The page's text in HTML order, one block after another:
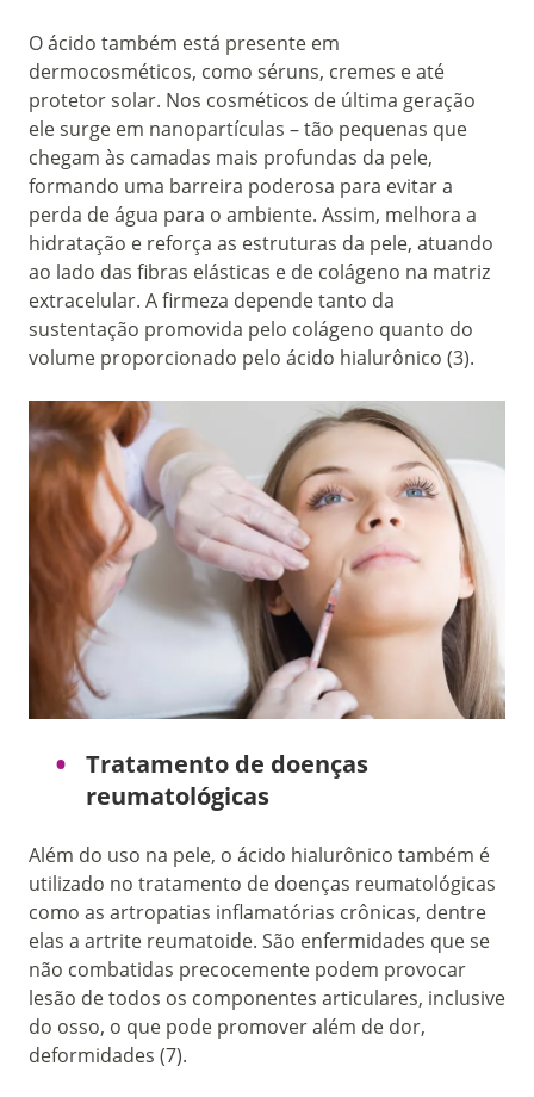
O ácido também está presente em
dermocosméticos, como séruns, cremes e até
protetor solar. Nos cosméticos de última geração
ele surge em nanopartículas – tão pequenas que
chegam às camadas mais profundas da pele,
formando uma barreira poderosa para evitar a
perda de água para o ambiente. Assim, melhora a
hidratação e reforça as estruturas da pele, atuando
ao lado das fibras elásticas e de colágeno na matriz
extracelular. A firmeza depende tanto da
sustentação promovida pelo colágeno quanto do
volume proporcionado pelo ácido hialurônico (3).
Tratamento de doenças
reumatológicas
Além do uso na pele, o ácido hialurônico também é
utilizado no tratamento de doenças reumatológicas
como as artropatias inflamatórias crônicas, dentre
elas a artrite reumatoide. São enfermidades que se
não combatidas precocemente podem provocar
lesão de todos os componentes articulares, inclusive
do osso, o que pode promover além de dor,
deformidades (7).